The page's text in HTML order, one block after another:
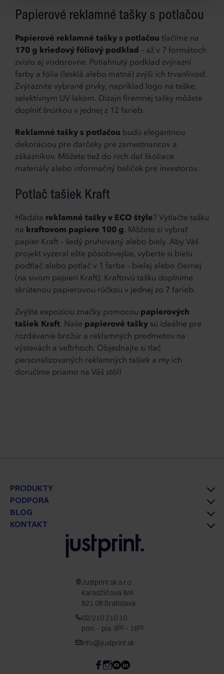
Papierové reklamné tašky s potlačou
Papierové reklamné tašky s potlačou tlačíme na
170 g kriedový fóliový podklad – až v 7 formátoch
zvislo aj vodorovne. Potiahnutý podklad zvýrazní
farby a fólia (lesklá alebo matná) zvýši ich trvanlivosť.
Zvýraznite vybrané prvky, napríklad logo na taške,
selektívnym UV lakom. Dizajn firemnej tašky môžete
doplniť šnúrkou v jednej z 12 farieb.
Reklamné tašky s potlačou budú elegantnou
dekoráciou pre darčeky pre zamestnancov a
zákazníkov. Môžete tiež do nich dať školiace
materiály alebo informačný balíček pre investorov.
Potlač tašiek Kraft
Hľadáte reklamné tašky v ECO štýle? Vytlačte tašku
na
kraftovom papiere 100 g. Môžete si vybrať
papier Kraft – šedý pruhovaný alebo biely. Aby Váš
projekt vyzeral ešte pôsobivejšie, vyberte si bielu
podtlač alebo potlač v 1 farbe – bielej alebo čiernej
(na sivom papieri Kraft). Kraftovú tašku doplníme
skrútenou papierovou rúčkou v jednej zo 7 farieb.
Zvýšte expozíciu značky pomocou papierových
tašiek Kraft. Naše papierové tašky sú ideálne pre
rozdávanie brožúr a reklamných predmetov na
výstavách a veľtrhoch. Objednajte si tlač
personalizovaných reklamných tašiek a my ich
doručíme priamo na Váš stôl!
PRODUKTY
PODPORA
BLOG
KONTAKT
Justprint.sk s.r.o.
Karadžičova 8/A
821 08 Bratislava
02/210 210 10
pon. - pia. 800 - 1600
info@justprint.sk